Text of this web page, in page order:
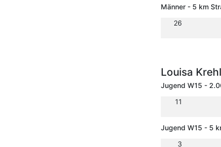
Männer - 5 km
26
Louisa
Jugend W15 -
11
Jugend W15 - 5
3